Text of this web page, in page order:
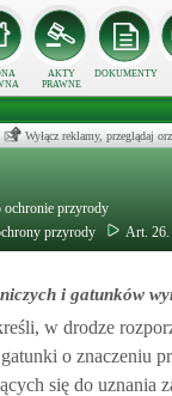
AKTY
PRAWNE
DOKUMENTY
Wyłącz reklamy, przeglądaj
ochronie przyrody
przyrody Art. 26.
i gatunków
w drodze
o znaczeniu
się do uznania